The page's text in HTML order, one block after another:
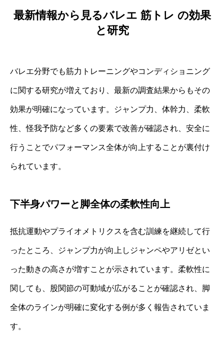
最新情報から見るバレエ 筋トレ の効果
と研究
バレエ分野でも筋力トレーニングやコンディショニング
に関する研究が増えており、最新の調査結果からもその
効果が明確になっています。ジャンプ力、体幹力、柔軟
性、怪我予防など多くの要素で改善が確認され、安全に
行うことでパフォーマンス全体が向上することが裏付け
られています。
下半身パワーと脚全体の柔軟性向上
抵抗運動やプライオメトリクスを含む訓練を継続して行
ったところ、ジャンプ力が向上しジャンペやアリゼとい
った動きの高さが増すことが示されています。柔軟性に
関しても、股関節の可動域が広がることが確認され、脚
全体のラインが明確に変化する例が多く報告されていま
す。